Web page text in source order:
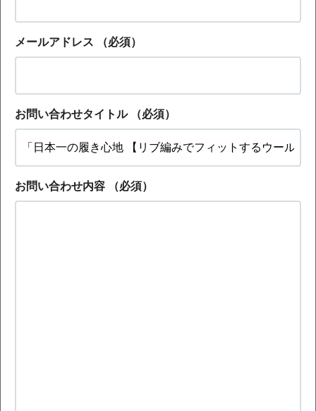
メールアドレス （必須）
お問い合わせタイトル （必須）
お問い合わせ内容 （必須）